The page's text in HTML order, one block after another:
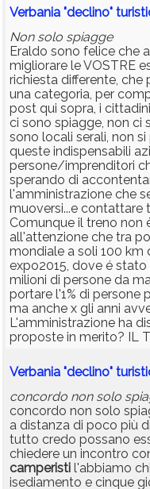
Verbania "declino"
Non solo spiagge
Eraldo sono felice che
migliorare le VOSTRE
richiesta differente,
una categoria, per
post qui sopra, i
ci sono spiagge, non ci
sono locali serali, non
queste indispensabili
persone/imprenditori
sperando di
l'amministrazione che
muoversi...e
Comunque il treno non
all'attenzione che tra
mondiale a soli 100 km
expo2015, dove é
milioni di persone da
portare l'1% di persone
ma anche x gli anni
L'amministrazione ha
proposte in merito? IL
Verbania "declino"
concordo non solo
concordo non solo
a distanza di poco più
tutto credo possano
chiedere un incontro
camperisti l'abbiamo
isediamento e cinque